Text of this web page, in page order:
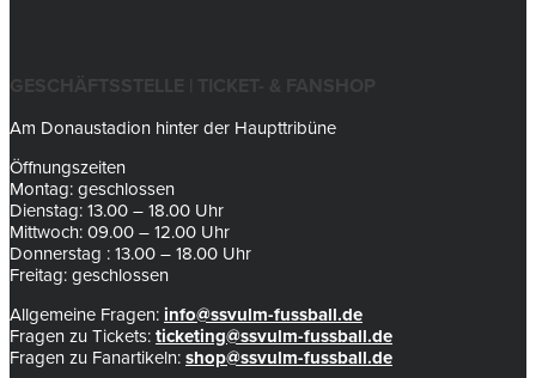
GESCHÄFTSSTELLE | TICKET- & FANSHOP
Am Donaustadion hinter der Haupttribüne
Öffnungszeiten
Montag: geschlossen
Dienstag: 13.00 – 18.00 Uhr
Mittwoch: 09.00 – 12.00 Uhr
Donnerstag : 13.00 – 18.00 Uhr
Freitag: geschlossen
Allgemeine Fragen: info@ssvulm-fussball.de
Fragen zu Tickets: ticketing@ssvulm-fussball.de
Fragen zu Fanartikeln: shop@ssvulm-fussball.de